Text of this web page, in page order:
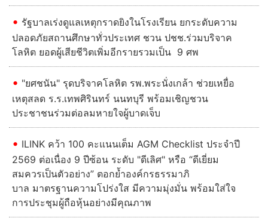
รัฐบาลเร่งดูแลเหตุกราดยิงในโรงเรียน ยกระดับความ
ปลอดภัยสถานศึกษาทั่วประเทศ ชวน ปชช.ร่วมบริจาค
โลหิต ยอดผู้เสียชีวิตเพิ่มอีกรายรวมเป็น 9 ศพ
"ยศชนัน" รุดบริจาคโลหิต รพ.พระนั่งเกล้า ช่วยเหยื่อ
เหตุสลด ร.ร.เทพศิรินทร์ นนทบุรี พร้อมเชิญชวน
ประชาชนร่วมต่อลมหายใจผู้บาดเจ็บ
ILINK คว้า 100 คะแนนเต็ม AGM Checklist ประจำปี
2569 ต่อเนื่อง 9 ปีซ้อน ระดับ "ดีเลิศ" หรือ “ดีเยี่ยม
สมควรเป็นตัวอย่าง” ตอกย้ำองค์กรธรรมาภิ
บาล มาตรฐานความโปร่งใส มีความมุ่งมั่น พร้อมใส่ใจ
การประชุมผู้ถือหุ้นอย่างมีคุณภาพ